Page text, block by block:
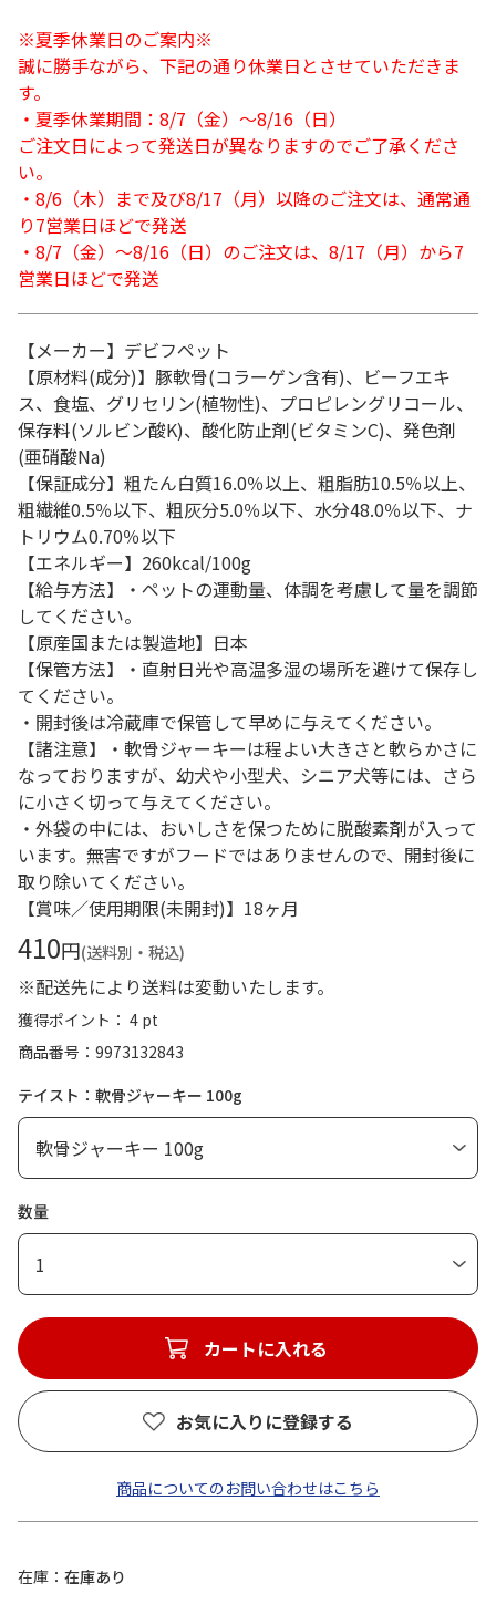
※夏季休業日のご案内※
誠に勝手ながら、下記の通り休業日とさせていただきま
す。
・夏季休業期間：8/7（金）～8/16（日）
ご注文日によって発送日が異なりますのでご了承くださ
い。
・8/6（木）まで及び8/17（月）以降のご注文は、通常通
り7営業日ほどで発送
・8/7（金）～8/16（日）のご注文は、8/17（月）から7
営業日ほどで発送
【メーカー】デビフペット
【原材料(成分)】豚軟骨(コラーゲン含有)、ビーフエキ
ス、食塩、グリセリン(植物性)、プロピレングリコール、
保存料(ソルビン酸K)、酸化防止剤(ビタミンC)、発色剤
(亜硝酸Na)
【保証成分】粗たん白質16.0％以上、粗脂肪10.5％以上、
粗繊維0.5％以下、粗灰分5.0％以下、水分48.0％以下、ナ
トリウム0.70％以下
【エネルギー】260kcal/100g
【給与方法】・ペットの運動量、体調を考慮して量を調節
してください。
【原産国または製造地】日本
【保管方法】・直射日光や高温多湿の場所を避けて保存し
てください。
・開封後は冷蔵庫で保管して早めに与えてください。
【諸注意】・軟骨ジャーキーは程よい大きさと軟らかさに
なっておりますが、幼犬や小型犬、シニア犬等には、さら
に小さく切って与えてください。
・外袋の中には、おいしさを保つために脱酸素剤が入って
います。無害ですがフードではありませんので、開封後に
取り除いてください。
【賞味／使用期限(未開封)】18ヶ月
410円(送料別・税込)
※配送先により送料は変動いたします。
獲得ポイント： 4 pt
商品番号
9973132843
テイスト：軟骨ジャーキー 100g
数量
1
カートに入れる
お気に入りに登録する
商品についてのお問い合わせはこちら
在庫 在庫あり